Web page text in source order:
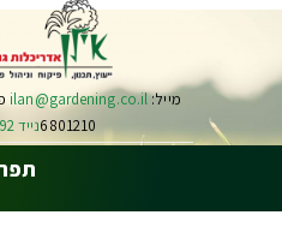
מייל:ilan@gardening.co.il
6801210נייד 050-2242492